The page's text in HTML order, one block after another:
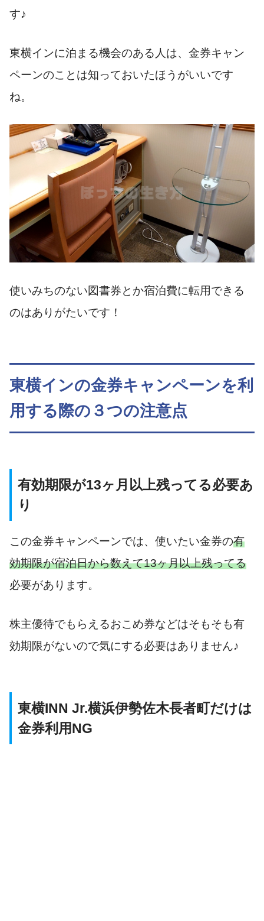
す♪
東横インに泊まる機会のある人は、金券キャン
ペーンのことは知っておいたほうがいいです
ね。
使いみちのない図書券とか宿泊費に転用できる
のはありがたいです！
東横インの金券キャンペーンを利
用する際の３つの注意点
有効期限が13ヶ月以上残ってる必要あ
り
この金券キャンペーンでは、使いたい金券の有
効期限が宿泊日から数えて13ヶ月以上残ってる
必要があります。
株主優待でもらえるおこめ券などはそもそも有
効期限がないので気にする必要はありません♪
東横INN Jr.横浜伊勢佐木長者町だけは
金券利用NG